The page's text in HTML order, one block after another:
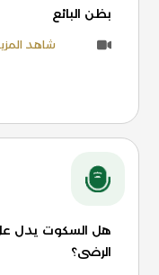
بظن البائع
شاهد
هل السكوت يدل
الرضى؟